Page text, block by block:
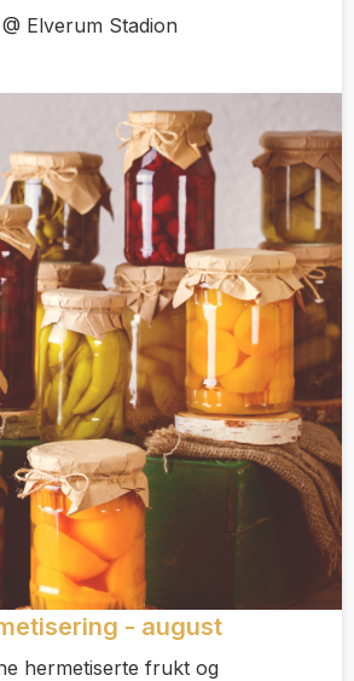
Elverum Stadion
- august
hermetiserte frukt og